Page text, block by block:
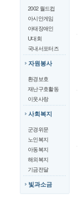
2002 월드컵
아시안게임
아태장애인
U대회
국내서포터즈
자원봉사
환경보호
재난구호활동
이웃사랑
사회복지
군경위문
노인복지
아동복지
해외복지
기금전달
빛과소금